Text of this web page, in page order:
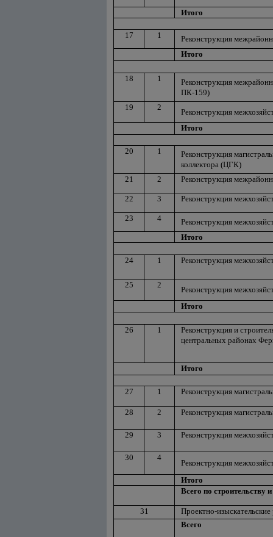
Итого
17 1
Реконструкция
Итого
18 1
Реконструкция
ПК-159)
19
2
Реконструкция
Итого
20 1
Реконструкция
коллектора (ЦГК)
21
2 Реконструкция
22 3 Реконструкция
23 4
Реконструкция
Итого
24 1 Реконструкция
25 2
Реконструкция
Итого
26 1
Реконструкция и
центральных районах
Итого
27 1 Реконструкция
28 2 Реконструкция
29 3 Реконструкция
30 4
Реконструкция
Итого
Всего по строительству
31
Проектно-
Всего